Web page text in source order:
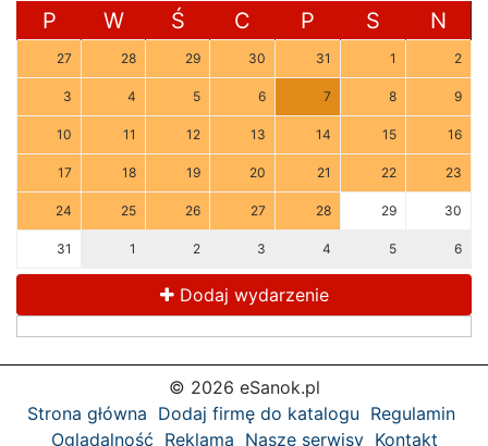
P W Ś C P S N
27 28 29 30 31 1 2
3 4 5 6 7 8 9
10 11 12 13 14 15 16
17 18 19 20 21 22 23
24 25 26 27 28 29 30
31 1 2 3 4 5 6
Dodaj wydarzenie
© 2026 eSanok.pl
Strona główna Dodaj firmę do katalogu Regulamin
Oglądalność Reklama Nasze serwisy Kontakt